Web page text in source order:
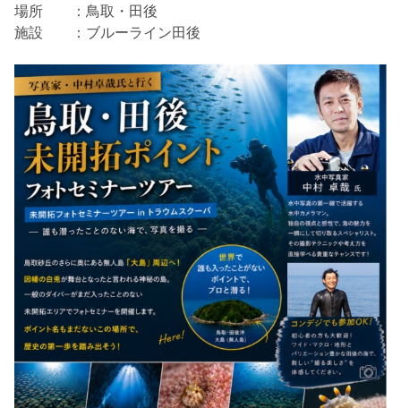
場所 ：鳥取・田後
施設 ：ブルーライン田後